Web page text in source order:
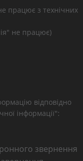
з технічних
не працює)
відповідно
інформації":
звернення